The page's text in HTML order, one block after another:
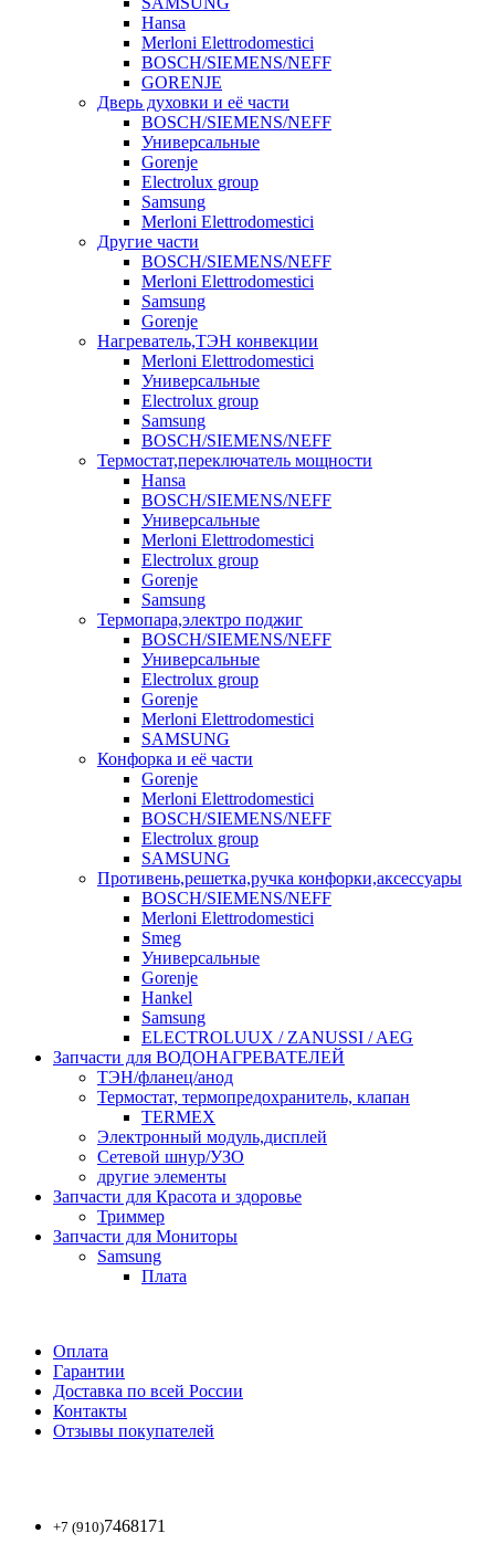
Hansa
Merloni Elettrodomestici
BOSCH/SIEMENS/NEFF
GORENJE
Дверь духовки и её части
BOSCH/SIEMENS/NEFF
Универсальные
Gorenje
Electrolux group
Samsung
Merloni Elettrodomestici
Другие части
BOSCH/SIEMENS/NEFF
Merloni Elettrodomestici
Samsung
Gorenje
Нагреватель,ТЭН конвекции
Merloni Elettrodomestici
Универсальные
Electrolux group
Samsung
BOSCH/SIEMENS/NEFF
Термостат,переключатель мощности
Hansa
BOSCH/SIEMENS/NEFF
Универсальные
Merloni Elettrodomestici
Electrolux group
Gorenje
Samsung
Термопара,электро поджиг
BOSCH/SIEMENS/NEFF
Универсальные
Electrolux group
Gorenje
Merloni Elettrodomestici
SAMSUNG
Конфорка и её части
Gorenje
Merloni Elettrodomestici
BOSCH/SIEMENS/NEFF
Electrolux group
SAMSUNG
Противень,решетка,ручка конфорки,аксессуары
BOSCH/SIEMENS/NEFF
Merloni Elettrodomestici
Smeg
Универсальные
Gorenje
Hankel
Samsung
ELECTROLUUX / ZANUSSI / AEG
Запчасти для ВОДОНАГРЕВАТЕЛЕЙ
ТЭН/фланец/анод
Термостат, термопредохранитель, клапан
TERMEX
Электронный модуль,дисплей
Сетевой шнур/УЗО
другие элементы
Запчасти для Красота и здоровье
Триммер
Запчасти для Мониторы
Samsung
Плата
Оплата
Гарантии
Доставка по всей России
Контакты
Отзывы покупателей
+7 (910)7468171